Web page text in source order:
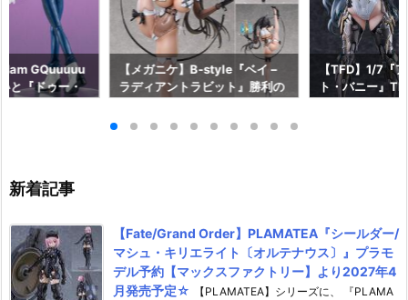
GQuuuuu
と『ドゥー・
【メガニケ】B-style『ベイ –
ラディアントラビット』勝利の
約【フリーイング】より2026
【TFD】1/7『
ト・バニー』
新着記事
【Fate/Grand Order】PLAMATEA『シールダー/
マシュ・キリエライト〔オルテナウス〕』プラモ
デル予約【マックスファクトリー】より2027年4
月発売予定☆
【PLAMATEA】シリーズに、 『PLAMA